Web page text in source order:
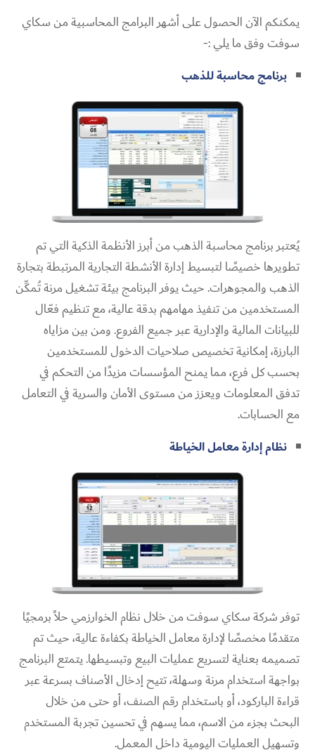
يمكنكم الآن الحصول على أشهر البرامج المحاسبية من سكاي
سوفت وفق ما يلي :-
برنامج محاسبة للذهب
يُعتبر برنامج محاسبة الذهب من أبرز الأنظمة الذكية التي تم
تطويرها خصيصًا لتبسيط إدارة الأنشطة التجارية المرتبطة بتجارة
الذهب والمجوهرات. حيث يوفر البرنامج بيئة تشغيل مرنة تُمكِّن
المستخدمين من تنفيذ مهامهم بدقة عالية، مع تنظيم فعّال
للبيانات المالية والإدارية عبر جميع الفروع. ومن بين مزاياه
البارزة، إمكانية تخصيص صلاحيات الدخول للمستخدمين
بحسب كل فرع، مما يمنح المؤسسات مزيدًا من التحكم في
تدفق المعلومات ويعزز من مستوى الأمان والسرية في التعامل
مع الحسابات.
نظام إدارة معامل الخياطة
توفر شركة سكاي سوفت من خلال نظام الخوارزمي حلاً برمجيًا
متقدمًا مخصصًا لإدارة معامل الخياطة بكفاءة عالية، حيث تم
تصميمه بعناية لتسريع عمليات البيع وتبسيطها. يتمتع البرنامج
بواجهة استخدام مرنة وسهلة، تتيح إدخال الأصناف بسرعة عبر
قراءة الباركود، أو باستخدام رقم الصنف، أو حتى من خلال
البحث بجزء من الاسم، مما يسهم في تحسين تجربة المستخدم
وتسهيل العمليات اليومية داخل المعمل.